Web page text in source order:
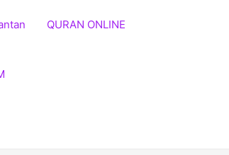
QURAN ONLINE